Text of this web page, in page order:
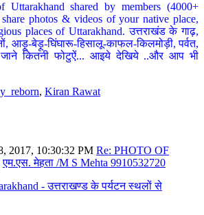
Uttarakhand shared by members (4000+
photos & videos of your native place,
places of Uttarakhand. उत्तराखंड के गाढ़,
आड़ू-बेड़ू-घिंघारू-हिसालू-काफल-किलमोड़ी, पर्वत,
जाने कितनी फोटुऐं... आइये देखिये ..और आप भी
, Kiran Rawat
2017, 10:30:32 PM Re: PHOTO OF
एम.एस. मेहता /M S Mehta 9910532720
- उत्तराखण्ड के पर्यटन स्थलों से